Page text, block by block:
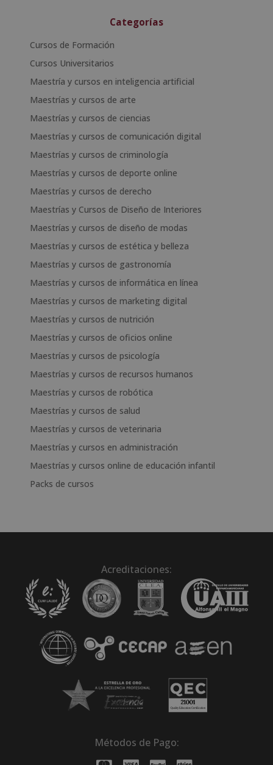
Categorías
Cursos de Formación
Cursos Universitarios
Maestría y cursos en inteligencia artificial
Maestrías y cursos de arte
Maestrías y cursos de ciencias
Maestrías y cursos de comunicación digital
Maestrías y cursos de criminología
Maestrías y cursos de deporte online
Maestrías y cursos de derecho
Maestrías y Cursos de Diseño de Interiores
Maestrías y cursos de diseño de modas
Maestrías y cursos de estética y belleza
Maestrías y cursos de gastronomía
Maestrías y cursos de informática en línea
Maestrías y cursos de marketing digital
Maestrías y cursos de nutrición
Maestrías y cursos de oficios online
Maestrías y cursos de psicología
Maestrías y cursos de recursos humanos
Maestrías y cursos de robótica
Maestrías y cursos de salud
Maestrías y cursos de veterinaria
Maestrías y cursos en administración
Maestrías y cursos online de educación infantil
Packs de cursos
Acreditaciones:
Métodos de Pago: